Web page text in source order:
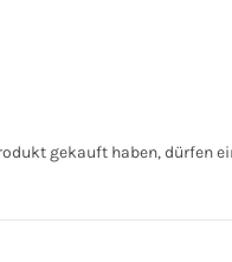
gekauft haben, dürfen